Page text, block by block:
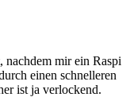
nachdem mir ein Raspi
einen schnelleren
ist ja verlockend.